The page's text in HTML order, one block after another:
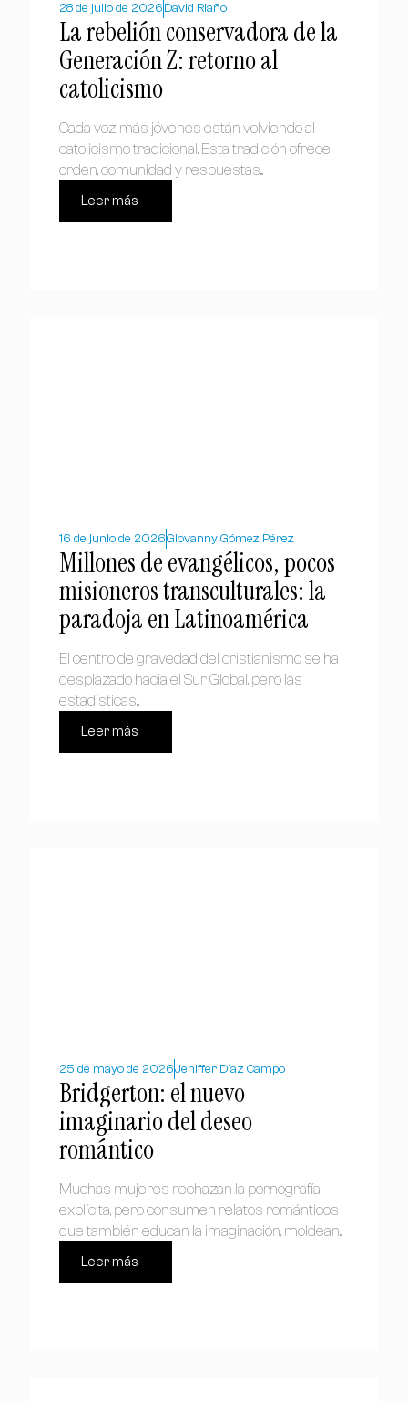
28 de julio de 2026 David Riaño
La rebelión conservadora de la
Generación Z: retorno al
catolicismo
Cada vez más jóvenes están volviendo al
catolicismo tradicional. Esta tradición ofrece
orden, comunidad y respuestas...
Leer más
16 de junio de 2026Giovanny Gómez Pérez
Millones de evangélicos, pocos
misioneros transculturales: la
paradoja en Latinoamérica
El centro de gravedad del cristianismo se ha
desplazado hacia el Sur Global, pero las
estadísticas...
Leer más
25 de mayo de 2026Jeniffer Díaz Campo
Bridgerton: el nuevo
imaginario del deseo
romántico
Muchas mujeres rechazan la pornografía
explícita, pero consumen relatos románticos
que también educan la imaginación, moldean...
Leer más